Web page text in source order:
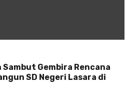
Sambut Gembira Rencana
SD Negeri Lasara di